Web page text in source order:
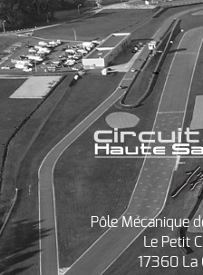
Pôle Mécanique
Le Petit
17360 La